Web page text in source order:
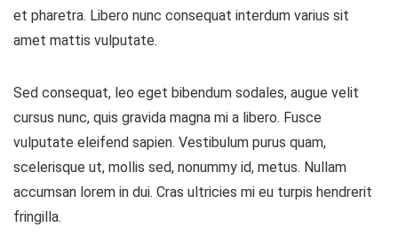
et pharetra. Libero nunc consequat interdum varius sit
amet mattis vulputate.
Sed consequat, leo eget bibendum sodales, augue velit
cursus nunc, quis gravida magna mi a libero. Fusce
vulputate eleifend sapien. Vestibulum purus quam,
scelerisque ut, mollis sed, nonummy id, metus. Nullam
accumsan lorem in dui. Cras ultricies mi eu turpis hendrerit
fringilla.